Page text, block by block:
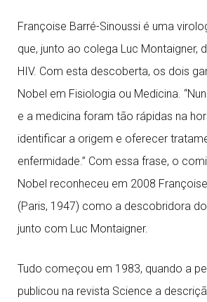
Françoise Barré-Sinoussi é uma
que, junto ao colega Luc Montaigner,
HIV. Com esta descoberta, os dois
Nobel em Fisiologia ou Medicina.
e a medicina foram tão rápidas na
identificar a origem e oferecer
enfermidade.” Com essa frase, o
Nobel reconheceu em 2008
(Paris, 1947) como a descobridora
junto com Luc Montaigner.
Tudo começou em 1983, quando a
publicou na revista Science a